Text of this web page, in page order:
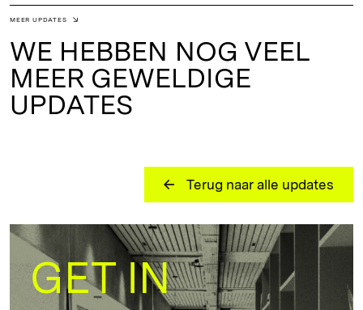
MEER UPDATES
WE HEBBEN NOG VEEL
MEER GEWELDIGE
UPDATES
Terug naar alle updates
GET IN